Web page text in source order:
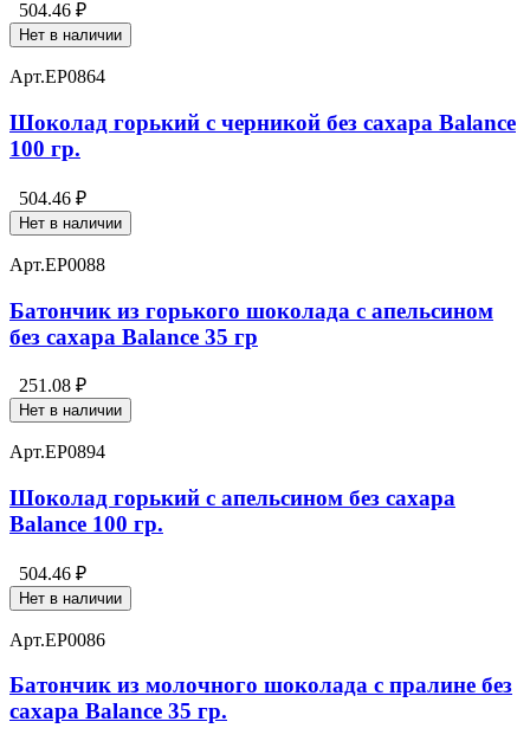
504.46 ₽
Нет в наличии
Арт.EP0864
Шоколад горький с черникой без сахара Balance
100 гр.
504.46 ₽
Нет в наличии
Арт.EP0088
Батончик из горького шоколада с апельсином
без сахара Balance 35 гр
251.08 ₽
Нет в наличии
Арт.EP0894
Шоколад горький с апельсином без сахара
Balance 100 гр.
504.46 ₽
Нет в наличии
Арт.EP0086
Батончик из молочного шоколада с пралине без
сахара Balance 35 гр.